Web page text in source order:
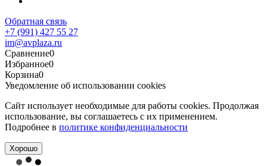
Обратная связь
+7 (991) 427 55 27
im@avplaza.ru
Сравнение0
Избранное0
Корзина0
Уведомление об использовании cookies
Сайт использует необходимые для работы cookies. Продолжая
использование, вы соглашаетесь с их применением.
Подробнее в политике конфиденциальности
Хорошо